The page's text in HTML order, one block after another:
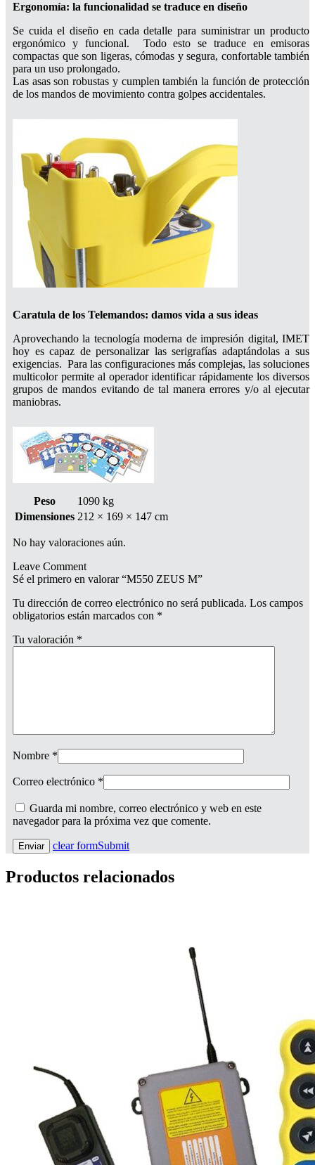
Ergonomía: la funcionalidad se traduce en diseño
Se cuida el diseño en cada detalle para suministrar un producto
ergonómico y funcional. Todo esto se traduce en emisoras
compactas que son ligeras, cómodas y segura, confortable también
para un uso prolongado.
Las asas son robustas y cumplen también la función de protección
de los mandos de movimiento contra golpes accidentales.
Caratula de los Telemandos: damos vida a sus ideas
Aprovechando la tecnología moderna de impresión digital, IMET
hoy es capaz de personalizar las serigrafías adaptándolas a sus
exigencias. Para las configuraciones más complejas, las soluciones
multicolor permite al operador identificar rápidamente los diversos
grupos de mandos evitando de tal manera errores y/o al ejecutar
maniobras.
Peso
1090 kg
Dimensiones 212 × 169 × 147 cm
No hay valoraciones aún.
Leave Comment
Sé el primero en valorar “M550 ZEUS M”
Tu dirección de correo electrónico no será publicada. Los campos
obligatorios están marcados con *
Tu valoración *
Nombre *
Correo electrónico *
Guarda mi nombre, correo electrónico y web en este
navegador para la próxima vez que comente.
clear formSubmit
Productos relacionados